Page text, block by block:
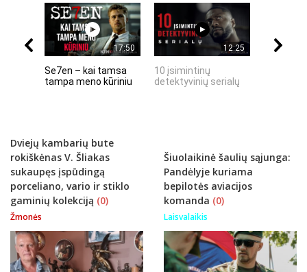
17:50
Se7en – kai tamsa
tampa meno kūriniu
12:25
10 įsimintinų
detektyvinių serialų
Dviejų kambarių bute
rokiškėnas V. Šliakas
sukaupęs įspūdingą
porceliano, vario ir stiklo
gaminių kolekciją (0)
Žmonės
Šiuolaikinė šaulių sąjunga:
Pandėlyje kuriama
bepilotės aviacijos
komanda (0)
Laisvalaikis